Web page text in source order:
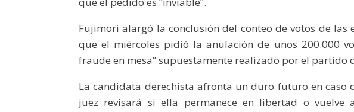
Fujimori alargó la conclusión del conteo de votos de las
que el miércoles pidió la anulación de unos 200.000
fraude en mesa” supuestamente realizado por el partido
La candidata derechista afronta un duro futuro en caso
juez revisará si ella permanece en libertad o vuelve